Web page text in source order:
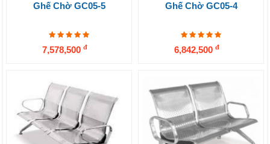
Ghế Chờ GC05-5
7,578,500 đ
Ghế Chờ GC05-4
6,842,500 đ